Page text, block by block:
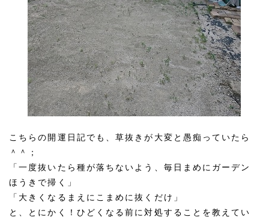
こちらの開運日記でも、草抜きが大変と愚痴っていたら
＾＾；
「一度抜いたら種が落ちないよう、毎日まめにガーデン
ほうきで掃く」
「大きくなるまえにこまめに抜くだけ」
と、とにかく！ひどくなる前に対処することを教えてい